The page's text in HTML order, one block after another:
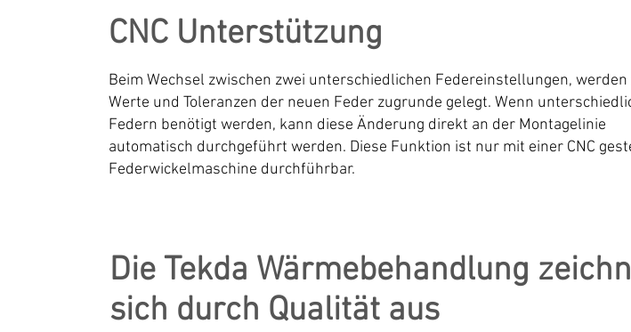
CNC Unterstützung
Beim Wechsel zwischen zwei unterschiedlichen Federeinstellungen, werden
Werte und Toleranzen der neuen Feder zugrunde gelegt. Wenn
Federn benötigt werden, kann diese Änderung direkt an der Montagelinie
automatisch durchgeführt werden. Diese Funktion ist nur mit einer CNC
Federwickelmaschine durchführbar.
Die Tekda Wärmebehandlung
sich durch Qualität aus